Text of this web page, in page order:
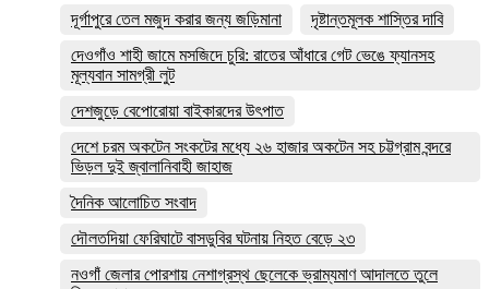
দূর্গাপুরে তেল মজুদ করার জন্য জড়িমানা
দৃষ্টান্তমূলক শাস্তির দাবি
দেওগাঁও শাহী জামে মসজিদে চুরি: রাতের আঁধারে গেট ভেঙে ফ্যানসহ
মূল্যবান সামগ্রী লুট
দেশজুড়ে বেপোরোয়া বাইকারদের উৎপাত
দেশে চরম অকটেন সংকটের মধ্যে ২৬ হাজার অকটেন সহ চট্টগ্রাম বন্দরে
ভিড়ল দুই জ্বালানিবাহী জাহাজ
দৈনিক আলোচিত সংবাদ
দৌলতদিয়া ফেরিঘাটে বাসডুবির ঘটনায় নিহত বেড়ে ২৩
নওগাঁ জেলার পোরশায় নেশাগ্রস্থ ছেলেকে ভ্রাম্যমাণ আদালতে তুলে